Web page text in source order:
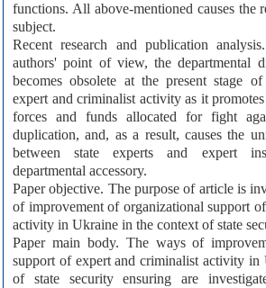
functions. All above-mentioned causes the
subject.
Recent research and publication
authors' point of view, the departmental
becomes obsolete at the present stage
expert and criminalist activity as it
forces and funds allocated for fight
duplication, and, as a result, causes the
between state experts and expert
departmental accessory.
Paper objective. The purpose of article is
of improvement of organizational support
activity in Ukraine in the context of state
Paper main body. The ways of
support of expert and criminalist activity in
of state security ensuring are